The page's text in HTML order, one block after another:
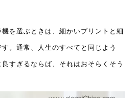
を選ぶときは、細かいプリントと細
。通常、人生のすべてと同じよう
すぎるならば、それはおそらくそう